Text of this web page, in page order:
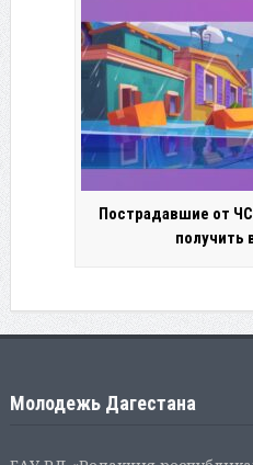
Пострадавшие от
получить
Молодежь Дагестана